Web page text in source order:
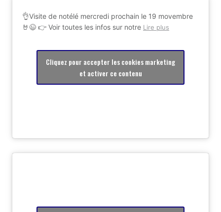
👌Visite de notélé mercredi prochain le 19 movembre
🤘😉 👉 Voir toutes les infos sur notre Lire plus
Cliquez pour accepter les cookies marketing
et activer ce contenu